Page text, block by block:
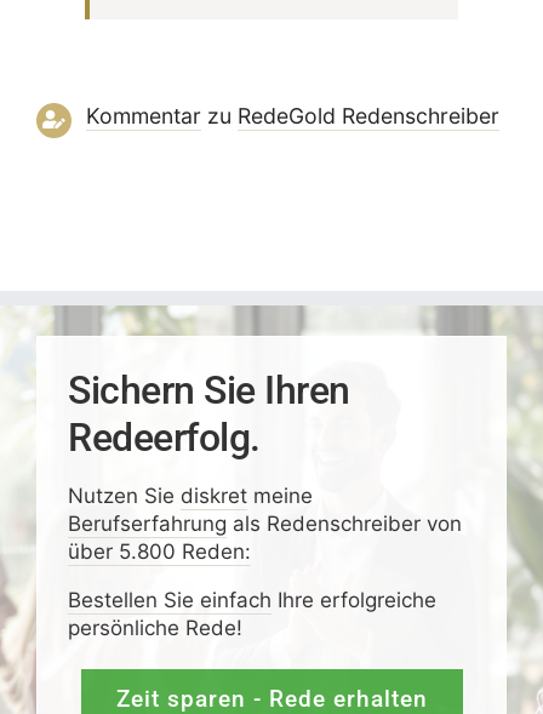
Kommentarzu RedeGold Reden­schreiber
Sichern Sie Ihren
Redeerfolg.
Nutzen Sie diskretmeine
Berufserfahrung als Redenschreiber von
über 5.800 Reden:
Bestellen Sie einfach Ihre erfolgreiche
persönliche Rede!
Zeit sparen - Rede erhalten